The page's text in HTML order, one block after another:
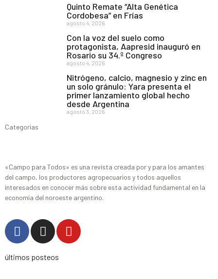
Quinto Remate “Alta Genética
Cordobesa” en Frías
agosto 4, 2026
Con la voz del suelo como
protagonista, Aapresid inauguró en
Rosario su 34.º Congreso
agosto 4, 2026
Nitrógeno, calcio, magnesio y zinc en
un solo gránulo: Yara presenta el
primer lanzamiento global hecho
desde Argentina
agosto 3, 2026
Categorias
«Campo para Todos» es una revista creada por y para los amantes
del campo, los productores agropecuarios y todos aquellos
interesados en conocer más sobre esta actividad fundamental en la
economía del noroeste argentino.
últimos posteos